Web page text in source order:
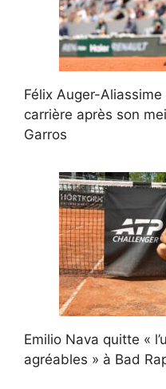
Félix Auger-
carrière après son
Garros
Emilio Nava quitte «
agréables » à Bad